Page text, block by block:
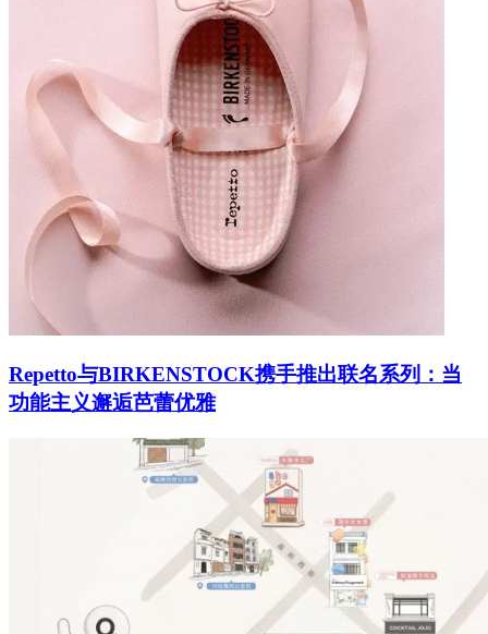
Repetto与BIRKENSTOCK携手推出联名系列：当
功能主义邂逅芭蕾优雅